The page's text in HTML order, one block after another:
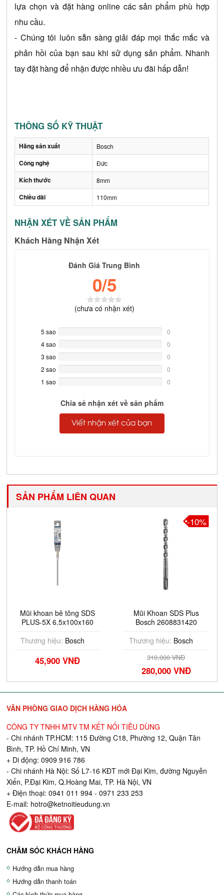
lựa chọn và đặt hàng online các sản phẩm phù hợp
nhu cầu.
- Chúng tôi luôn sẵn sàng giải đáp mọi thắc mắc và
phản hồi của bạn sau khi sử dụng sản phẩm. Nhanh
tay đặt hàng để nhận được nhiều ưu đãi hấp dẫn!
THÔNG SỐ KỸ THUẬT
Hãng sản xuất Bosch
Công nghệ Đức
Kích thước 8mm
Chiều dài 110mm
NHẬN XÉT VỀ SẢN PHẨM
Khách Hàng Nhận Xét
Đánh Giá Trung Bình
0/5
(chưa có nhận xét)
5 sao
Complete
0
4 sao
Complete
0
3 sao
Complete
0
2 sao
Complete
0
1 sao
0
Chia sẻ nhận xét về sản phẩm
Viết nhận xét của bạn
SẢN PHẨM LIÊN QUAN
Mũi khoan bê tông SDS
PLUS-5X 6.5x100x160
2608706882
Thương hiệu: Bosch
45,900 VNĐ
Mũi Khoan SDS Plus
Bosch 2608831420
Thương hiệu: Bosch
310,000 VNĐ
280,000 VNĐ
-10%
VĂN PHÒNG GIAO DỊCH HÀNG HÓA
CÔNG TY TNHH MTV TM KẾT NỐI TIÊU DÙNG
- Chi nhánh TP.HCM: 115 Đường C18, Phường 12, Quận Tân
Bình, TP. Hồ Chí Minh, VN
+ Di động: 0909 916 786
- Chi nhánh Hà Nội: Số L7-16 KĐT mới Đại Kim, đường Nguyễn
Xiển, P.Đại Kim, Q.Hoàng Mai, TP. Hà Nội, VN
+ Điện thoại: 0941 011 994 - 0971 233 253
E-mail: hotro@ketnoitieudung.vn
CHĂM SÓC KHÁCH HÀNG
Hướng dẫn mua hàng
Hướng dẫn thanh toán